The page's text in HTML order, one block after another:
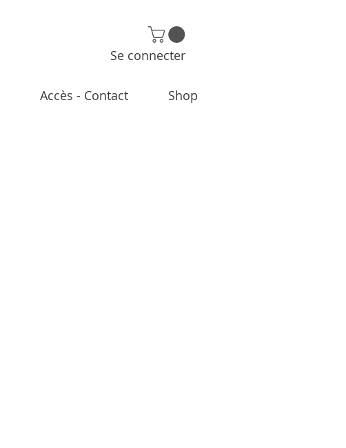
Se connecter
Accès - Contact Shop